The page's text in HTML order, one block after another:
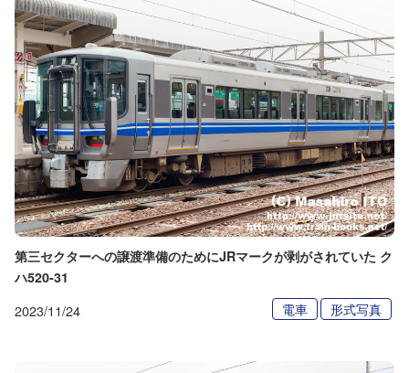
第三セクターへの譲渡準備のためにJRマークが剥がされていた ク
ハ520-31
2023/11/24 電車 形式写真